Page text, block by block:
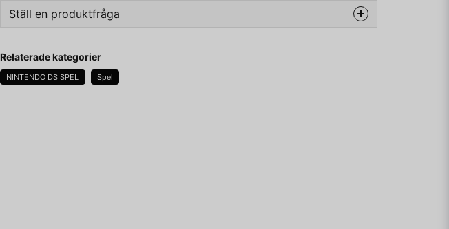
Ställ en produktfråga
Fråga oss något om denna produkten...
Relaterade kategorier
NINTENDO DS SPEL Spel